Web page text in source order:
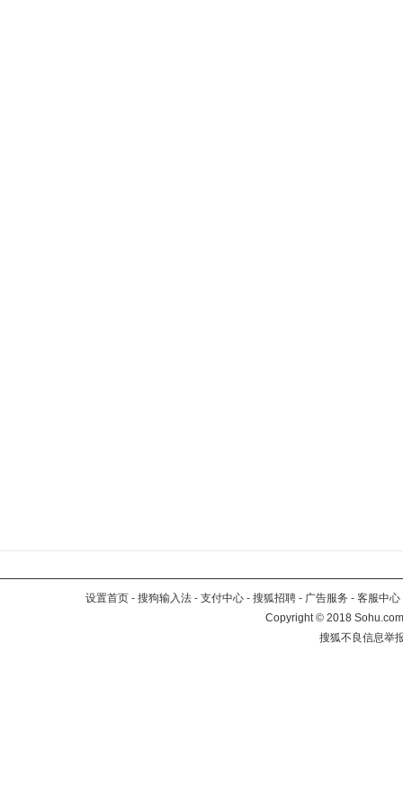
设置首页 - 搜狗输入法 - 支付中心 - 搜狐招聘 - 广告服务 - 客服中心
Copyright©2018
搜狐不良信息举